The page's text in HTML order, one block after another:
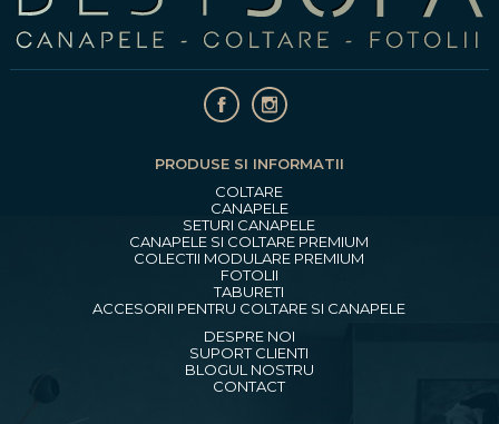
PRODUSE SI INFORMATII
COLTARE
CANAPELE
SETURI CANAPELE
CANAPELE SI COLTARE PREMIUM
COLECTII MODULARE PREMIUM
FOTOLII
TABURETI
ACCESORII PENTRU COLTARE SI CANAPELE
DESPRE NOI
SUPORT CLIENTI
BLOGUL NOSTRU
CONTACT